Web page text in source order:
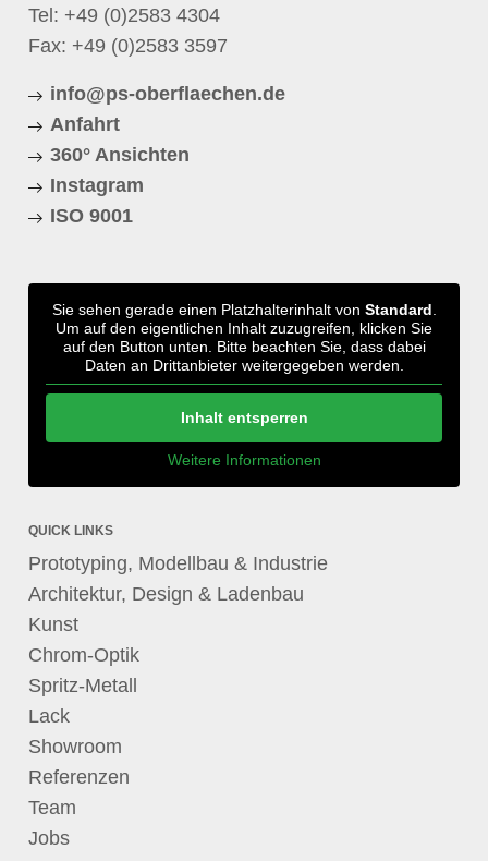
Tel: +49 (0)2583 4304
Fax: +49 (0)2583 3597
info@ps-oberflaechen.de
Anfahrt
360° Ansichten
Instagram
ISO 9001
Sie sehen gerade einen Platzhalterinhalt von Standard
Um auf den eigentlichen Inhalt zuzugreifen, klicken Sie
auf den Button unten. Bitte beachten Sie, dass dabei
Daten an Drittanbieter weitergegeben werden.
Inhalt entsperren
Weitere Informationen
QUICK LINKS
Prototyping, Modellbau & Industrie
Architektur, Design & Ladenbau
Kunst
Chrom-Optik
Spritz-Metall
Lack
Showroom
Referenzen
Team
Jobs